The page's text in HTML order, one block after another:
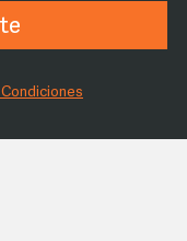
Condiciones